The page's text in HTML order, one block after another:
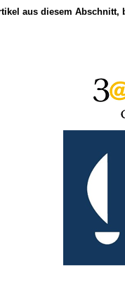
aus diesem Abschnitt,